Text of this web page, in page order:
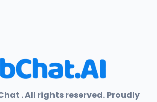
. All rights reserved. Proudly